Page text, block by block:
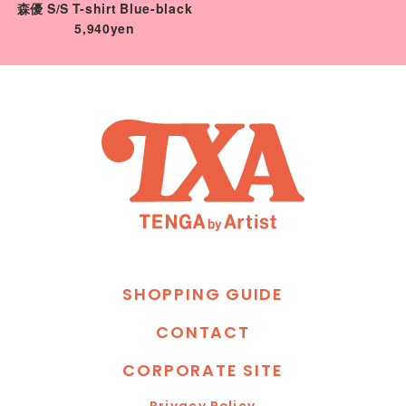
森優 S/S T-shirt Blue-black
5,940yen
SHOPPING GUIDE
CONTACT
CORPORATE SITE